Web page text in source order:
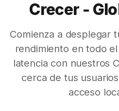
Crecer -
Comienza a desplegar
rendimiento en todo
latencia con nuestros
cerca de tus
acceso